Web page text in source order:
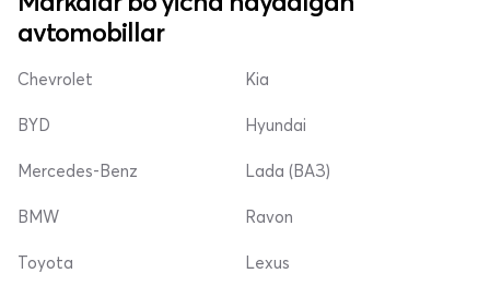
avtomobillar
Chevrolet
BYD
Mercedes-Benz
Kia
Hyundai
Lada (ВАЗ)
BMW
Toyota
Ravon
Lexus